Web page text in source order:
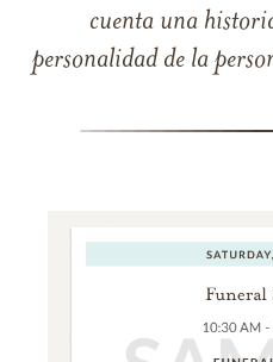
cuenta una
personalidad de la